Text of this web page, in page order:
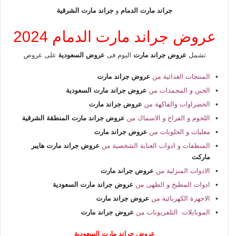
جراند مارت الدمامو جراند مارت الشرقية
عروض جراند مارت الدمام 2024
تشمل عروض جراند مارت اليوم فى عروض السعوديةعلى عروض
المنتجات الغذائية من عروض جراند مارت
الجبن و المجمدات من عروض جراند مارت السعودية
الخضراوات والفاكهة من عروض جراند مارت
اللحوم و الفراخ و الاسماك من عروض جراند مارت المنطقة الشرقية
معلبات و الحلويات من عروض جراند مارت
المنظفات و ادوات العناية الشخصية من عروض جراند مارت هايبر
ماركت
الادوات المنزلية من عروض جراند مارت
ادوات المطبخ و الطهى من عروض جراند مارت السعودية
الاجهزة الكهربائية من عروض جراند مارت
الموبايلات التلفزيونات من عروض جراند مارت
عروض جراند مارت السعودية